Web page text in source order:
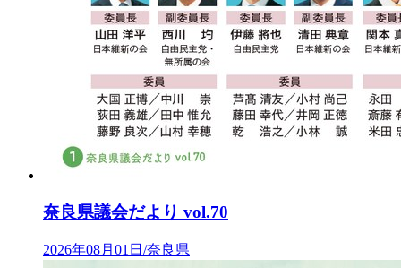
奈良県議会だより vol.70
2026年08月01日/奈良県